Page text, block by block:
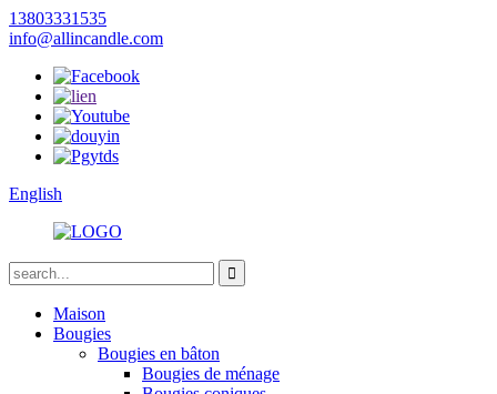
13803331535
info@allincandle.com
English
Maison
Bougies
Bougies en bâton
Bougies de ménage